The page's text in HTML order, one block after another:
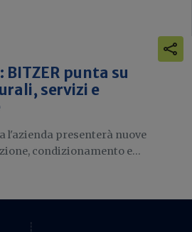
punta su
servizi e
l'azienda presenterà nuove
condizionamento e...